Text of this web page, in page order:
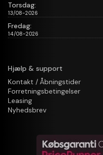
Torsdag:
13/08-2026
Fredag:
14/08-2026
Hjælp & support
Kontakt / Åbningstider
Forretningsbetingelser
Leasing
Nyhedsbrev